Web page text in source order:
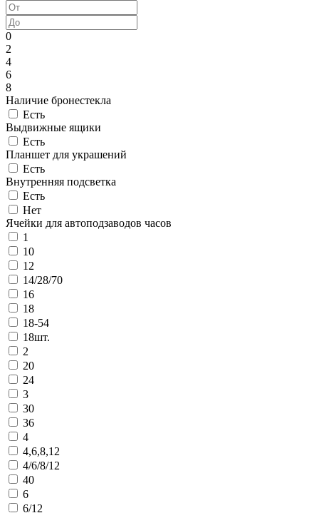
0
2
4
6
8
Наличие бронестекла
Есть
Выдвижные ящики
Есть
Планшет для украшений
Есть
Внутренняя подсветка
Есть
Нет
Ячейки для автоподзаводов часов
1
10
12
14/28/70
16
18
18-54
18шт.
2
20
24
3
30
36
4
4,6,8,12
4/6/8/12
40
6
6/12